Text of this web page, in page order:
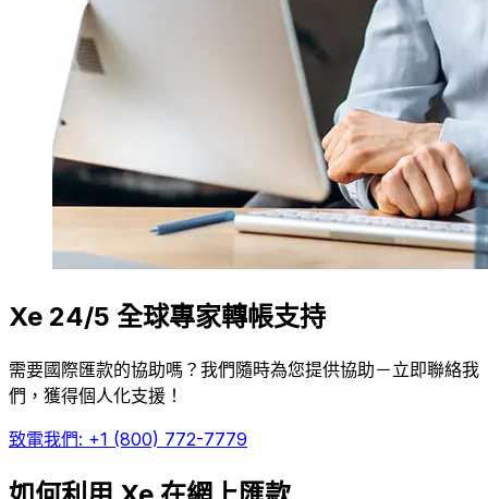
Xe 24/5 全球專家轉帳支持
需要國際匯款的協助嗎？我們隨時為您提供協助－立即聯絡我
們，獲得個人化支援！
致電我們: +1 (800) 772-7779